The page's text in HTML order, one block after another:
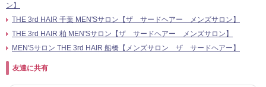
ン】
THE 3rd HAIR 千葉 MEN'Sサロン【ザ サードヘアー メンズサロン】
THE 3rd HAIR 柏 MEN'Sサロン【ザ サードヘアー メンズサロン】
MEN'Sサロン THE 3rd HAIR 船橋【メンズサロン ザ サードヘアー】
友達に共有